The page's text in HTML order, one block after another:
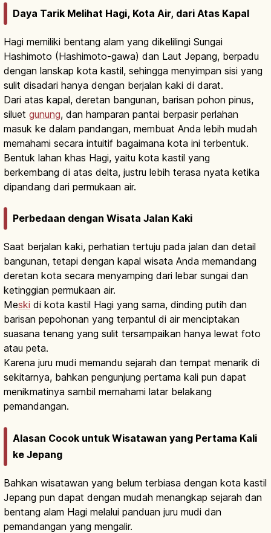
Daya Tarik Melihat Hagi, Kota Air, dari Atas Kapal
Hagi memiliki bentang alam yang dikelilingi Sungai
Hashimoto (Hashimoto-gawa) dan Laut Jepang, berpadu
dengan lanskap kota kastil, sehingga menyimpan sisi yang
sulit disadari hanya dengan berjalan kaki di darat.
Dari atas kapal, deretan bangunan, barisan pohon pinus,
siluet gunung, dan hamparan pantai berpasir perlahan
masuk ke dalam pandangan, membuat Anda lebih mudah
memahami secara intuitif bagaimana kota ini terbentuk.
Bentuk lahan khas Hagi, yaitu kota kastil yang
berkembang di atas delta, justru lebih terasa nyata ketika
dipandang dari permukaan air.
Perbedaan dengan Wisata Jalan Kaki
Saat berjalan kaki, perhatian tertuju pada jalan dan detail
bangunan, tetapi dengan kapal wisata Anda memandang
deretan kota secara menyamping dari lebar sungai dan
ketinggian permukaan air.
Meski di kota kastil Hagi yang sama, dinding putih dan
barisan pepohonan yang terpantul di air menciptakan
suasana tenang yang sulit tersampaikan hanya lewat foto
atau peta.
Karena juru mudi memandu sejarah dan tempat menarik di
sekitarnya, bahkan pengunjung pertama kali pun dapat
menikmatinya sambil memahami latar belakang
pemandangan.
Alasan Cocok untuk Wisatawan yang Pertama Kali
ke Jepang
Bahkan wisatawan yang belum terbiasa dengan kota kastil
Jepang pun dapat dengan mudah menangkap sejarah dan
bentang alam Hagi melalui panduan juru mudi dan
pemandangan yang mengalir.